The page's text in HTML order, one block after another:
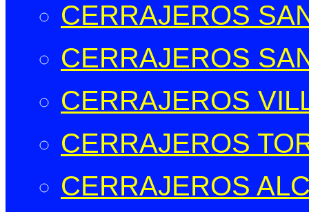
CERRAJEROS
CERRAJEROS
CERRAJEROS
CERRAJEROS
CERRAJEROS